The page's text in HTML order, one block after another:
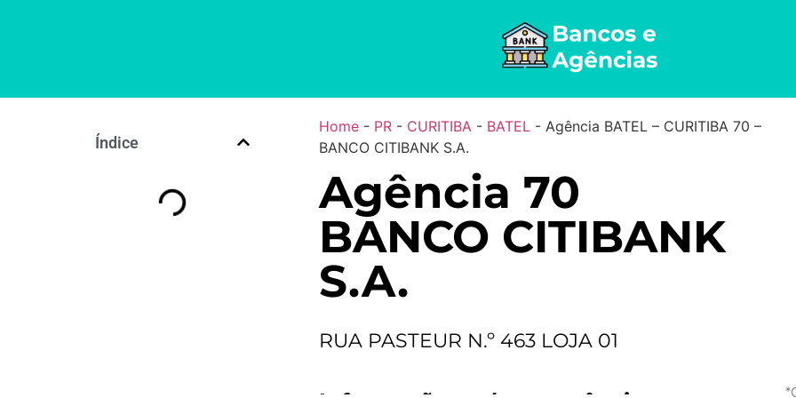
Índice
Home- PR- CURITIBA - BATEL - Agência BATEL – CURITIBA 70 –
BANCO CITIBANK S.A.
Agência 70
BANCO CITIBANK
S.A.
RUA PASTEUR N.º 463 LOJA 01